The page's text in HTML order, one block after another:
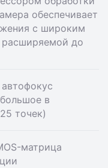
обеспечивает
с широким
расширяемой до
в
точек)
матрица